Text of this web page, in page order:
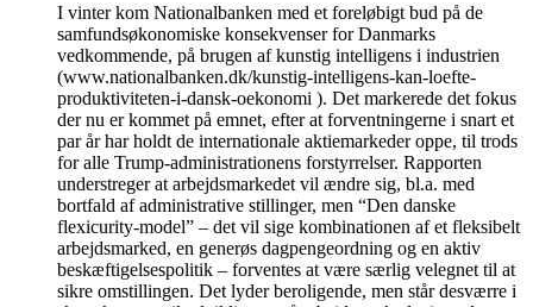
I vinter kom Nationalbanken med et foreløbigt bud på de
samfundsøkonomiske konsekvenser for Danmarks
vedkommende, på brugen af kunstig intelligens i industrien
(www.nationalbanken.dk/kunstig-intelligens-kan-loefte-
produktiviteten-i-dansk-oekonomi ). Det markerede det fokus
der nu er kommet på emnet, efter at forventningerne i snart et
par år har holdt de internationale aktiemarkeder oppe, til trods
for alle Trump-administrationens forstyrrelser. Rapporten
understreger at arbejdsmarkedet vil ændre sig, bl.a. med
bortfald af administrative stillinger, men “Den danske
flexicurity-model” – det vil sige kombinationen af et fleksibelt
arbejdsmarked, en generøs dagpengeordning og en aktiv
beskæftigelsespolitik – forventes at være særlig velegnet til at
sikre omstillingen. Det lyder beroligende, men står desværre i